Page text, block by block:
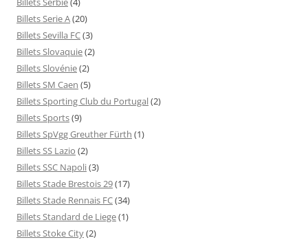
Billets Serie A(20)
Billets Sevilla FC(3)
Billets Slovaquie(2)
Billets Slovénie(2)
Billets SM Caen (5)
Billets Sporting Club du Portugal(2)
Billets Sports(9)
Billets SpVgg Greuther Fürth (1)
Billets SS Lazio (2)
Billets SSC Napoli(3)
Billets Stade Brestois 29(17)
Billets Stade Rennais FC(34)
Billets Standard de Liege(1)
Billets Stoke City(2)